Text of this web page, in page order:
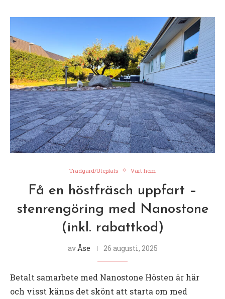
Trädgård/Uteplats Vårt hem
Få en höstfräsch uppfart –
stenrengöring med Nanostone
(inkl. rabattkod)
av Åse 26 augusti, 2025
Betalt samarbete med Nanostone Hösten är här
och visst känns det skönt att starta om med